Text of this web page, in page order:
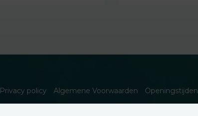
Privacy policy Algemene Voorwaarden Openingstijden